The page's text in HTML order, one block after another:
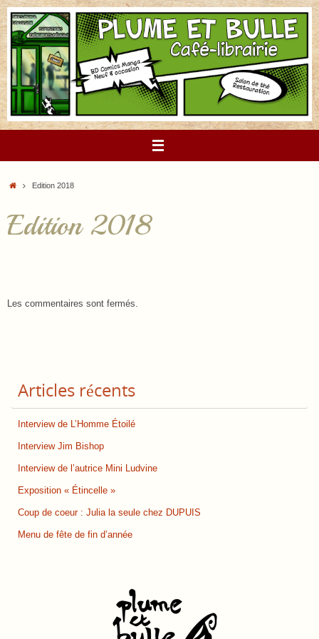
Passer
au
contenu
AccueilEdition 2018
Edition 2018
Les commentaires sont fermés.
Articles récents
Interview de L’Homme Étoilé
Interview Jim Bishop
Interview de l’autrice Mini Ludvine
Exposition « Étincelle »
Coup de coeur : Julia la seule chez DUPUIS
Menu de fête de fin d’année